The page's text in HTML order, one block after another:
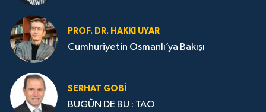
PROF. DR. HAKKI UYAR
Cumhuriyetin Osmanlı’ya Bakışı
SERHAT GOBİ
BUGÜN DE BU : TAO